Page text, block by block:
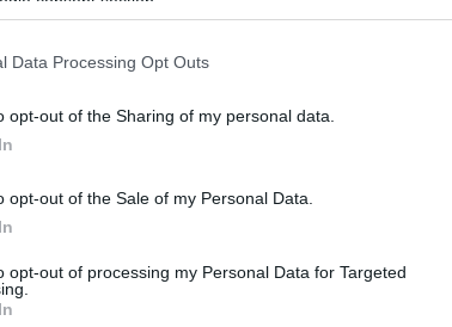
Data Processing Opt Outs
opt-out of the Sharing of my personal data.
opt-out of the Sale of my Personal Data.
opt-out of processing my Personal Data for Targeted
A5100 und der Sony NEX-F3 werden in der
werden entsprechend ihrer
Millimeter gerundet.